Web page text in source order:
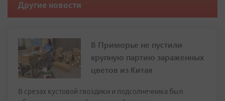
Другие новости
В Приморье не пустили
крупную партию зараженных
цветов из Китая
В срезах кустовой гвоздики и подсолнечника был